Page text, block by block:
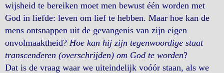
wijsheid te bereiken moet men bewust één worden met
God in liefde: leven om lief te hebben. Maar hoe kan de
mens ontsnappen uit de gevangenis van zijn eigen
onvolmaaktheid? Hoe kan hij zijn tegenwoordige staat
transcenderen (overschrijden) om God te worden?
Dat is de vraag waar we uiteindelijk voóór staan, als we